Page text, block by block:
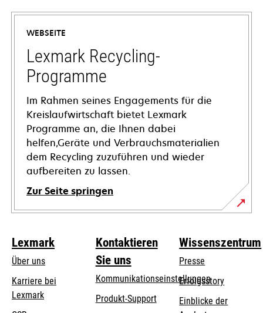
in
neuen
Registerkarte
geöffnet
WEBSEITE
Lexmark Recycling-
Programme
Im Rahmen seines Engagements für die
Kreislaufwirtschaft bietet Lexmark
Programme an, die Ihnen dabei
helfen,Geräte und Verbrauchsmaterialien
dem Recycling zuzuführen und wieder
aufbereiten zu lassen.
Zur Seite springen
Lexmark
Über uns
Karriere bei
Lexmark
Kontaktieren
Sie uns
Kommunikationseinstellungen
wird
Produkt-Supportwird
Wissenszentrum
Presse
Erfolgsstory
Einblicke der